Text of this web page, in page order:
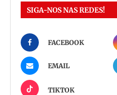
SIGA-NOS NAS REDES!
FACEBOOK
EMAIL
TIKTOK